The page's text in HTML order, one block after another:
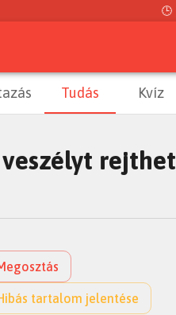
🕒
Tudás Kvíz
rejthet
tartalom jelentése